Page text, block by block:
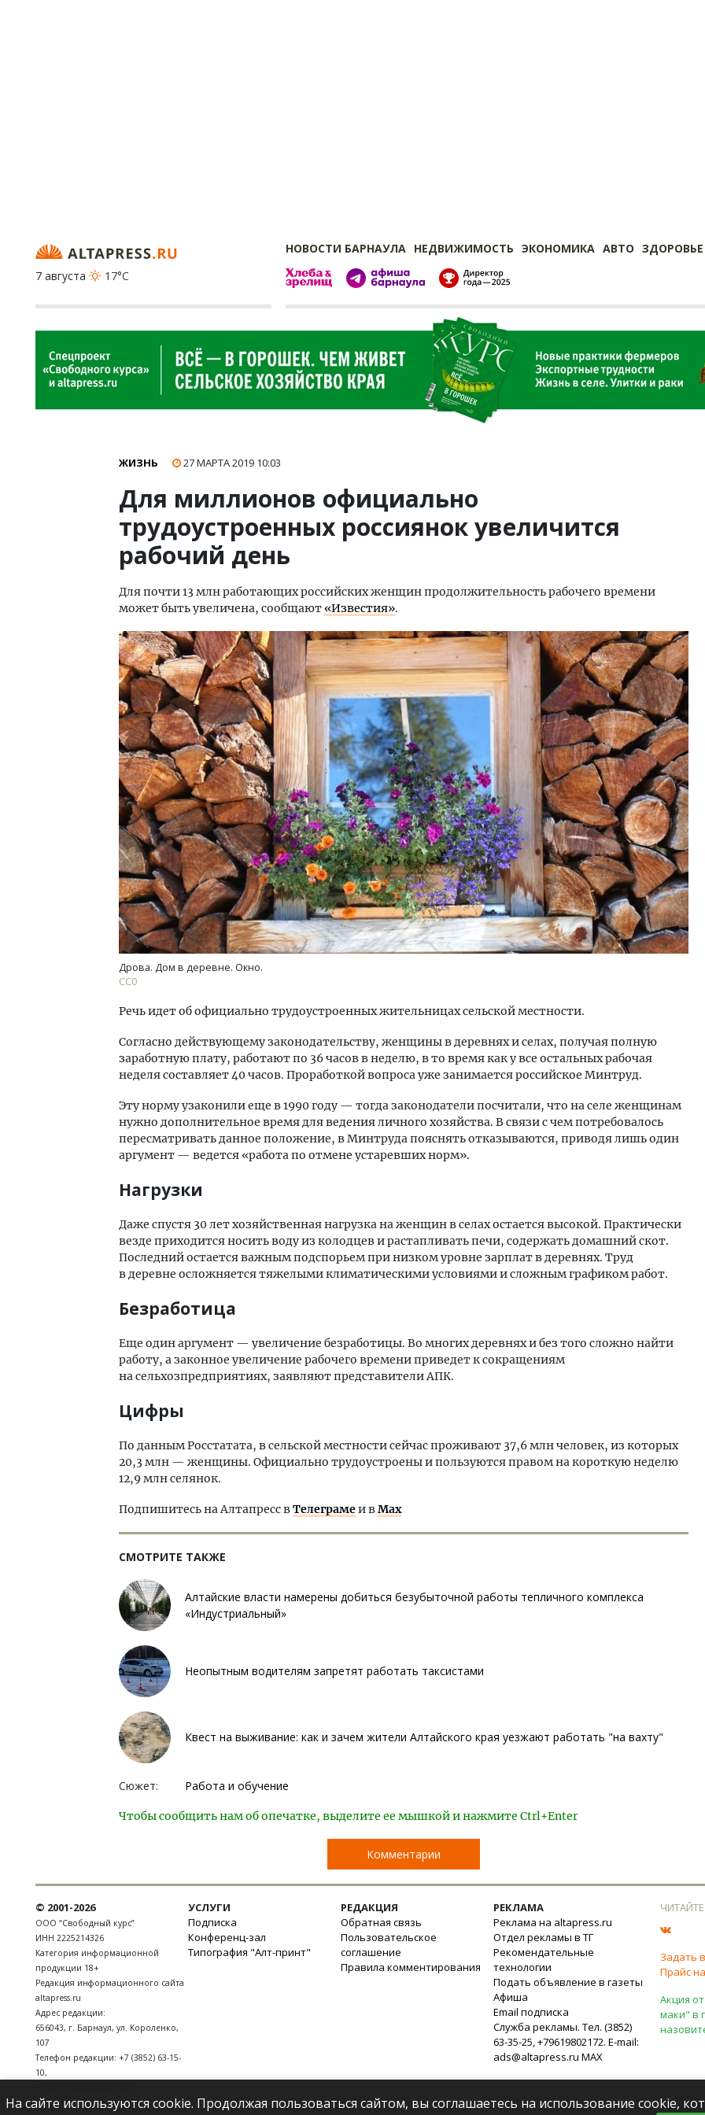
НОВОСТИ БАРНАУЛА НЕДВИЖИМОСТЬ ЭКОНОМИКА АВТО ЗДОРОВЬЕ
7 августа
17°C
ЖИЗНЬ 27 МАРТА 2019 10:03
Для миллионов официально
трудоустроенных россиянок увеличится
рабочий день
Для почти 13 млн работающих российских женщин продолжительность рабочего времени
может быть увеличена, сообщают«Известия».
Дрова. Дом в деревне. Окно.
СС0
Речь идет об официально трудоустроенных жительницах сельской местности.
Согласно действующему законодательству, женщины в деревнях и селах, получая полную
заработную плату, работают по 36 часов в неделю, в то время как у все остальных рабочая
неделя составляет 40 часов. Проработкой вопроса уже занимается российское Минтруд.
Эту норму узаконили еще в 1990 году — тогда законодатели посчитали, что на селе женщинам
нужно дополнительное время для ведения личного хозяйства. В связи с чем потребовалось
пересматривать данное положение, в Минтруда пояснять отказываются, приводя лишь один
аргумент — ведется «работа по отмене устаревших норм».
Нагрузки
Даже спустя 30 лет хозяйственная нагрузка на женщин в селах остается высокой. Практически
везде приходится носить воду из колодцев и растапливать печи, содержать домашний скот.
Последний остается важным подспорьем при низком уровне зарплат в деревнях. Труд
в деревне осложняется тяжелыми климатическими условиями и сложным графиком работ.
Безработица
Еще один аргумент — увеличение безработицы. Во многих деревнях и без того сложно найти
работу, а законное увеличение рабочего времени приведет к сокращениям
на сельхозпредприятиях, заявляют представители АПК.
Цифры
По данным Росстатата, в сельской местности сейчас проживают 37,6 млн человек, из которых
20,3 млн — женщины. Официально трудоустроены и пользуются правом на короткую неделю
12,9 млн селянок.
Подпишитесь на Алтапресс вТелеграмеи вMax
СМОТРИТЕ ТАКЖЕ
Алтайские власти намерены добиться безубыточной работы тепличного комплекса
«Индустриальный»
Неопытным водителям запретят работать таксистами
Квест на выживание: как и зачем жители Алтайского края уезжают работать "на вахту"
Сюжет: Работа и обучение
Чтобы сообщить нам об опечатке, выделите ее мышкой и нажмите Ctrl+Enter
Комментарии
Архитектурный код начинается с
земли. Мощение крупноформатными
плитами становится новым
стандартом благоустройства
СТРОИТЕЛЬСТВО
Смелость архитектурных
Генеральный директор
ЗИАС — об эстетике
трендах в фасадах и
СТРОИТЕЛЬСТВО
© 2001-2026
ООО “Свободный курс”
ИНН 2225214326
Категория информационной
продукции 18+
Редакция информационного сайта
altapress.ru
Адрес редакции:
656043, г. Барнаул, ул. Короленко,
107
Телефон редакции: +7 (3852) 63-15-
10,
УСЛУГИ
Подписка
Конференц-зал
Типография "Алт-принт"
РЕДАКЦИЯ
Обратная связь
Пользовательское
соглашение
Правила комментирования
РЕКЛАМА
Реклама на altapress.ru
Отдел рекламы в ТГ
Рекомендательные
технологии
Подать объявление в газеты
Афиша
Email подписка
Служба рекламы. Тел. (3852)
63-35-25, +79619802172. E-mail:
ads@altapress.ru MAX
Задать
Прайс
Акция
маки" в
На сайте используются cookie. Продолжая пользоваться сайтом, вы соглашаетесь на использование cookie,